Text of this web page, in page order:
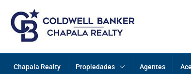
Chapala Realty Propiedades Agentes